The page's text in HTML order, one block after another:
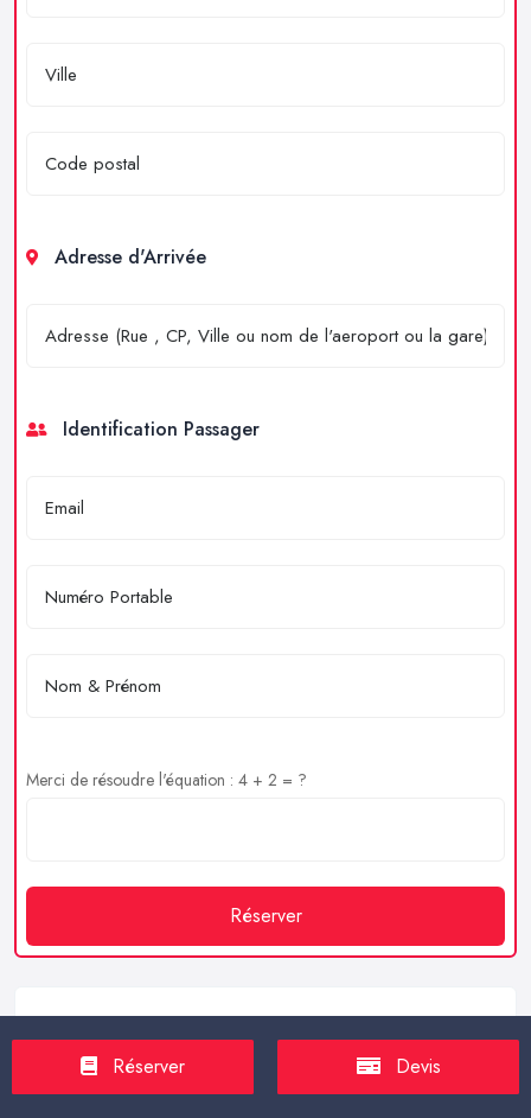
Adresse d'Arrivée
Identification Passager
Merci de résoudre l'équation : 4 + 2 = ?
Réserver
Service client
https://proxilive.fr
Réserver Devis